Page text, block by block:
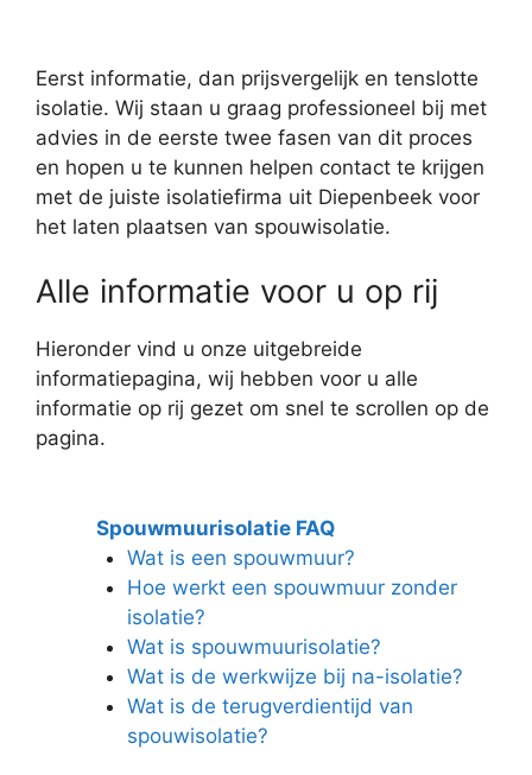
Eerst informatie, dan prijsvergelijk en tenslotte
isolatie. Wij staan u graag professioneel bij met
advies in de eerste twee fasen van dit proces
en hopen u te kunnen helpen contact te krijgen
met de juiste isolatiefirma uit Diepenbeek voor
het laten plaatsen van spouwisolatie.
Alle informatie voor u op rij
Hieronder vind u onze uitgebreide
informatiepagina, wij hebben voor u alle
informatie op rij gezet om snel te scrollen op de
pagina.
Spouwmuurisolatie FAQ
Wat is een spouwmuur?
Hoe werkt een spouwmuur zonder
isolatie?
Wat is spouwmuurisolatie?
Wat is de werkwijze bij na-isolatie?
Wat is de terugverdientijd van
spouwisolatie?